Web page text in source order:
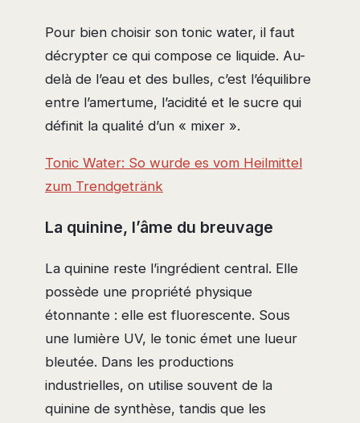
Pour bien choisir son tonic water, il faut
décrypter ce qui compose ce liquide. Au-
delà de l’eau et des bulles, c’est l’équilibre
entre l’amertume, l’acidité et le sucre qui
définit la qualité d’un « mixer ».
Tonic Water: So wurde es vom Heilmittel
zum Trendgetränk
La quinine, l’âme du breuvage
La quinine reste l’ingrédient central. Elle
possède une propriété physique
étonnante : elle est fluorescente. Sous
une lumière UV, le tonic émet une lueur
bleutée. Dans les productions
industrielles, on utilise souvent de la
quinine de synthèse, tandis que les